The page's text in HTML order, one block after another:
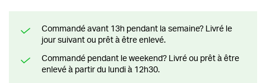
Commandé avant 13h pendant la semaine? Livré le
jour suivant ou prêt à être enlevé.
Commandé pendant le weekend? Livré ou prêt à être
enlevé à partir du lundi à 12h30.